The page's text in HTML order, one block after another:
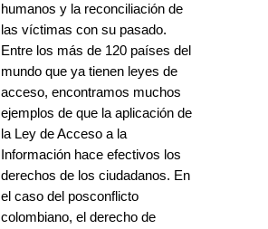
humanos y la reconciliación de
las víctimas con su pasado.
Entre los más de 120 países del
mundo que ya tienen leyes de
acceso, encontramos muchos
ejemplos de que la aplicación de
la Ley de Acceso a la
Información hace efectivos los
derechos de los ciudadanos. En
el caso del posconflicto
colombiano, el derecho de